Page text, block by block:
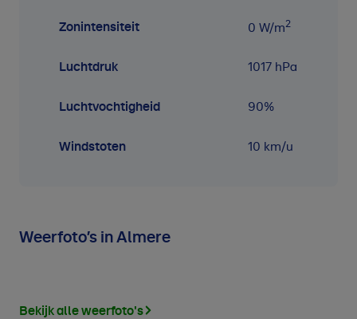
Zonintensiteit 0 W/m2
Luchtdruk 1017 hPa
Luchtvochtigheid 90%
Windstoten 10 km/u
Weerfoto’s in Almere
Bekijk alle weerfoto's